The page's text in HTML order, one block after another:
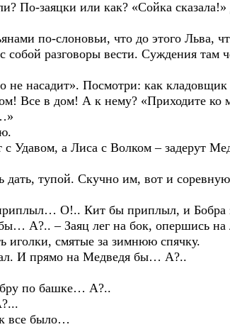
По-заяцки или как? «Сойка
по-слоновьи, что до этого Льва,
разговоры вести. Суждения там
Посмотри: как кладовщик
Все в дом! А к нему? «Приходите ко
а Лиса с Волком – задерут
тупой. Скучно им, вот и
О!.. Кит бы приплыл, и Бобра
А?.. – Заяц лег на бок, опершись на
смятые за зимнюю спячку.
И прямо на Медведя бы… А?..
по башке… А?..
все было…